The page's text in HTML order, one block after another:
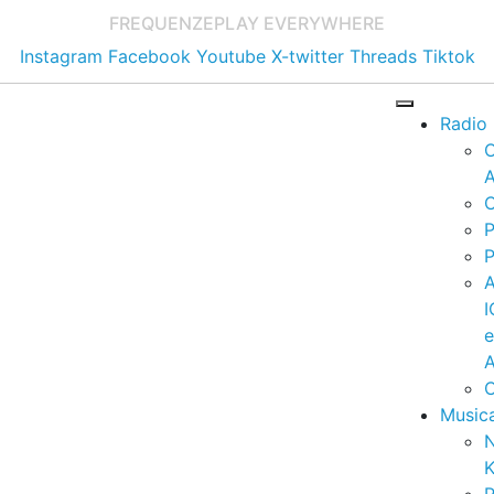
FREQUENZEPLAY EVERYWHERE
Instagram Facebook Youtube X-twitter Threads Tiktok
Radio
e